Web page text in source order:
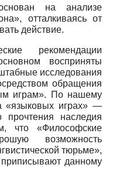
на анализе
отталкиваясь от
действие.
рекомендации
восприняты
исследования
обращения
играм». По нашему
«языковых играх» —
прочтения наследия
что «Философские
возможность
тюрьме»,
данному